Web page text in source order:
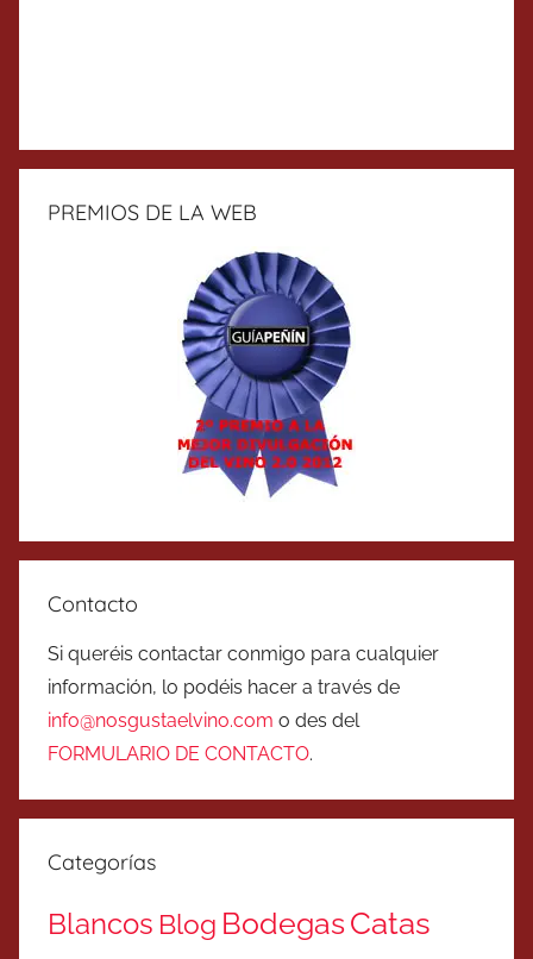
PREMIOS DE LA WEB
Contacto
Si queréis contactar conmigo para cualquier
información, lo podéis hacer a través de
info@nosgustaelvino.com o des del
FORMULARIO DE CONTACTO.
Categorías
Blancos Blog BodegasCatas